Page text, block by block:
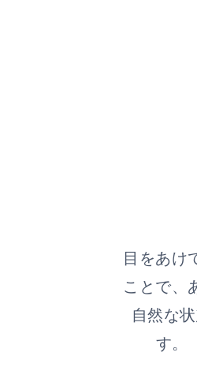
目をあけ
ことで、
自然な
す。